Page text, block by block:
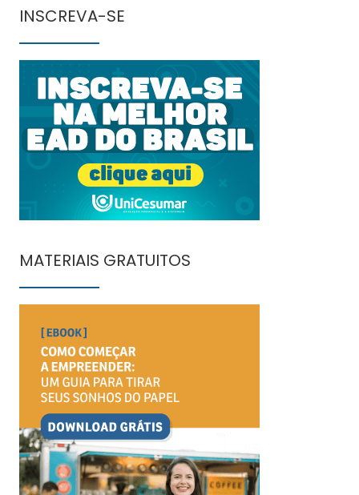
INSCREVA-SE
MATERIAIS GRATUITOS